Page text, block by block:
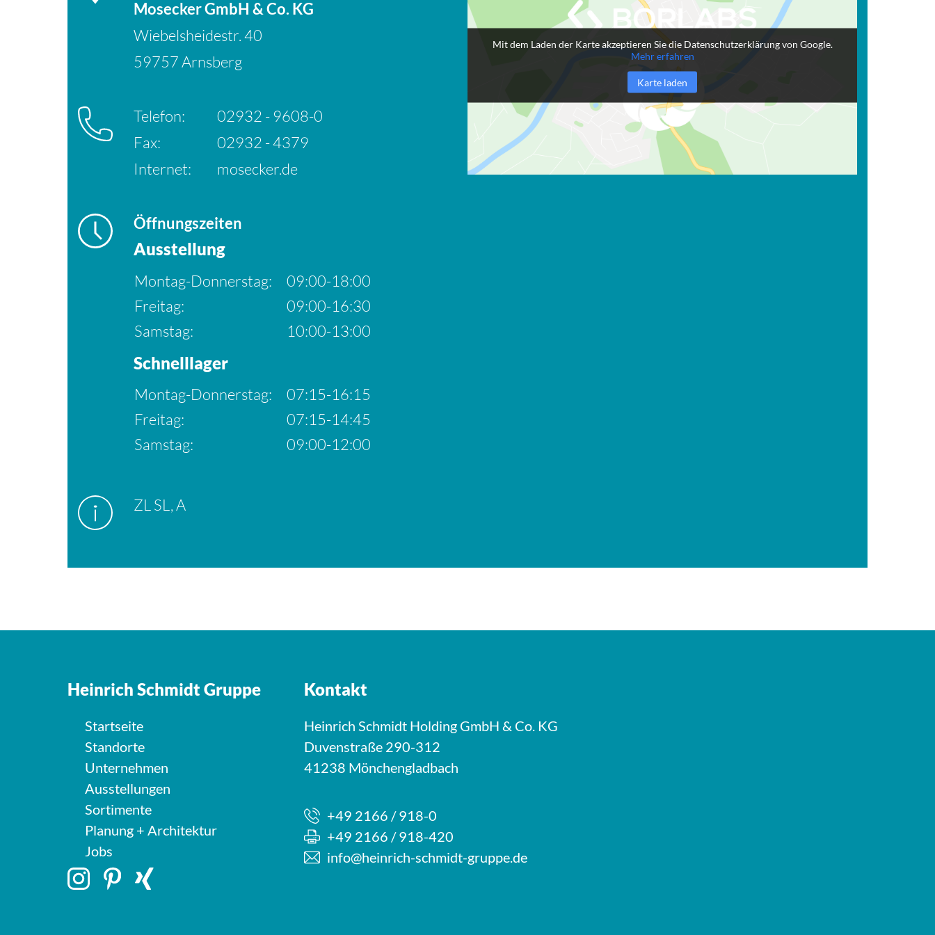
Mosecker GmbH & Co. KG
Wiebelsheidestr. 40
59757 Arnsberg
Telefon:
02932 - 9608-0
Fax:
02932 - 4379
Internet:
mosecker.de
Öffnungszeiten
Ausstellung
Montag-Donnerstag:
09:00-18:00
Freitag:
09:00-16:30
Samstag:
10:00-13:00
Schnelllager
Montag-Donnerstag:
07:15-16:15
Freitag:
07:15-14:45
Samstag:
09:00-12:00
ZL SL, A
Mit dem Laden der Karte akzeptieren Sie die Datenschutzerklärung von Google.
Mehr erfahren
Karte laden
Heinrich Schmidt Gruppe
Startseite
Standorte
Unternehmen
Ausstellungen
Sortimente
Planung + Architektur
Jobs
Kontakt
Heinrich Schmidt Holding GmbH & Co. KG
Duvenstraße 290-312
41238 Mönchengladbach
+49 2166 / 918-0
+49 2166 / 918-420
info@heinrich-schmidt-gruppe.de